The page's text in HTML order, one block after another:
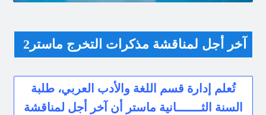
آخر أجل لمناقشة مذكرات التخرج ماستر2
تُعلم إدارة قسم اللغة والأدب العربي، طلبة
السنة الثـــــــانية ماستر أن آخر أجل لمناقشة